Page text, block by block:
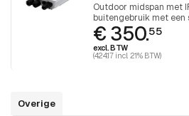
Outdoor midspan met
buitengebruik met
€ 350.55
excl. BTW
(424.17 incl. 21% BTW)
Overige